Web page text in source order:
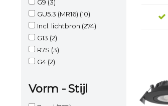
G9 (3)
GU5.3 (MR16) (10)
Incl. lichtbron (274)
G13 (2)
R7S (3)
G4 (2)
Vorm - Stijl